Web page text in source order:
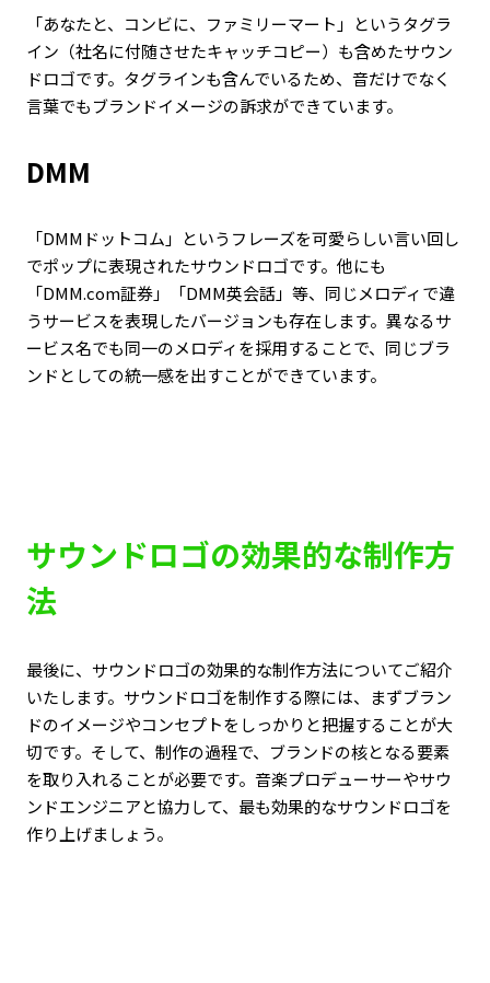
「あなたと、コンビに、ファミリーマート」というタグラ
イン（社名に付随させたキャッチコピー）も含めたサウン
ドロゴです。タグラインも含んでいるため、音だけでなく
言葉でもブランドイメージの訴求ができています。
DMM
「DMMドットコム」というフレーズを可愛らしい言い回し
でポップに表現されたサウンドロゴです。他にも
「DMM.com証券」「DMM英会話」等、同じメロディで違
うサービスを表現したバージョンも存在します。異なるサ
ービス名でも同一のメロディを採用することで、同じブラ
ンドとしての統一感を出すことができています。
サウンドロゴの効果的な制作方
法
最後に、サウンドロゴの効果的な制作方法についてご紹介
いたします。サウンドロゴを制作する際には、まずブラン
ドのイメージやコンセプトをしっかりと把握することが大
切です。そして、制作の過程で、ブランドの核となる要素
を取り入れることが必要です。音楽プロデューサーやサウ
ンドエンジニアと協力して、最も効果的なサウンドロゴを
作り上げましょう。